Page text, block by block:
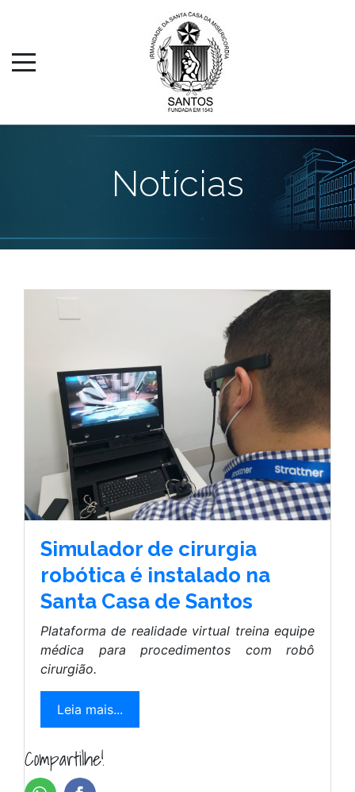
Notícias
Simulador de cirurgia
robótica é instalado na
Santa Casa de Santos
Plataforma de realidade virtual treina equipe
médica para procedimentos com robô
cirurgião.
Leia mais...
Compartilhe!